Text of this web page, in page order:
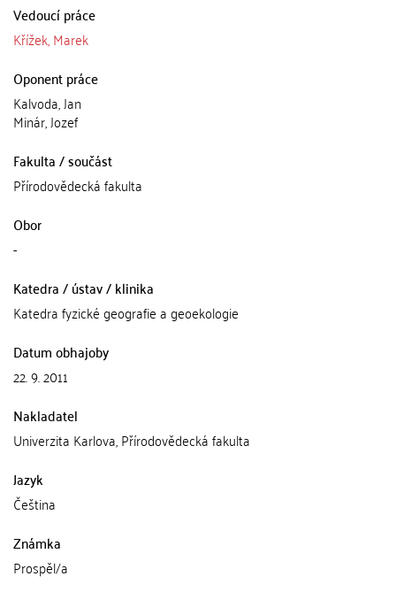
Vedoucí práce
Křížek, Marek
Oponent práce
Kalvoda, Jan
Minár, Jozef
Fakulta / součást
Přírodovědecká fakulta
Obor
-
Katedra / ústav / klinika
Katedra fyzické geografie a geoekologie
Datum obhajoby
22. 9. 2011
Nakladatel
Univerzita Karlova, Přírodovědecká fakulta
Jazyk
Čeština
Známka
Prospěl/a